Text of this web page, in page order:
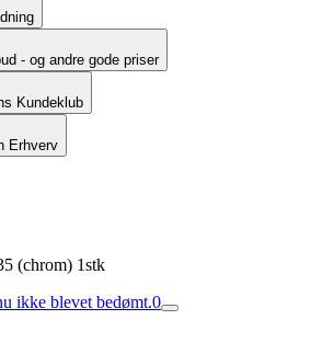
- og andre gode priser
Kundeklub
Erhverv
(chrom) 1stk
ikke blevet bedømt.0